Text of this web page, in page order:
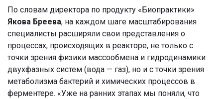
По словам директора по продукту «Биопрактики»
Якова Бреева, на каждом шаге масштабирования
специалисты расширяли свои представления о
процессах, происходящих в реакторе, не только с
точки зрения физики массообмена и гидродинамики
двухфазных систем (вода — газ), но и с точки зрения
метаболизма бактерий и химических процессов в
ферментере. «Уже на ранних этапах мы поняли, что